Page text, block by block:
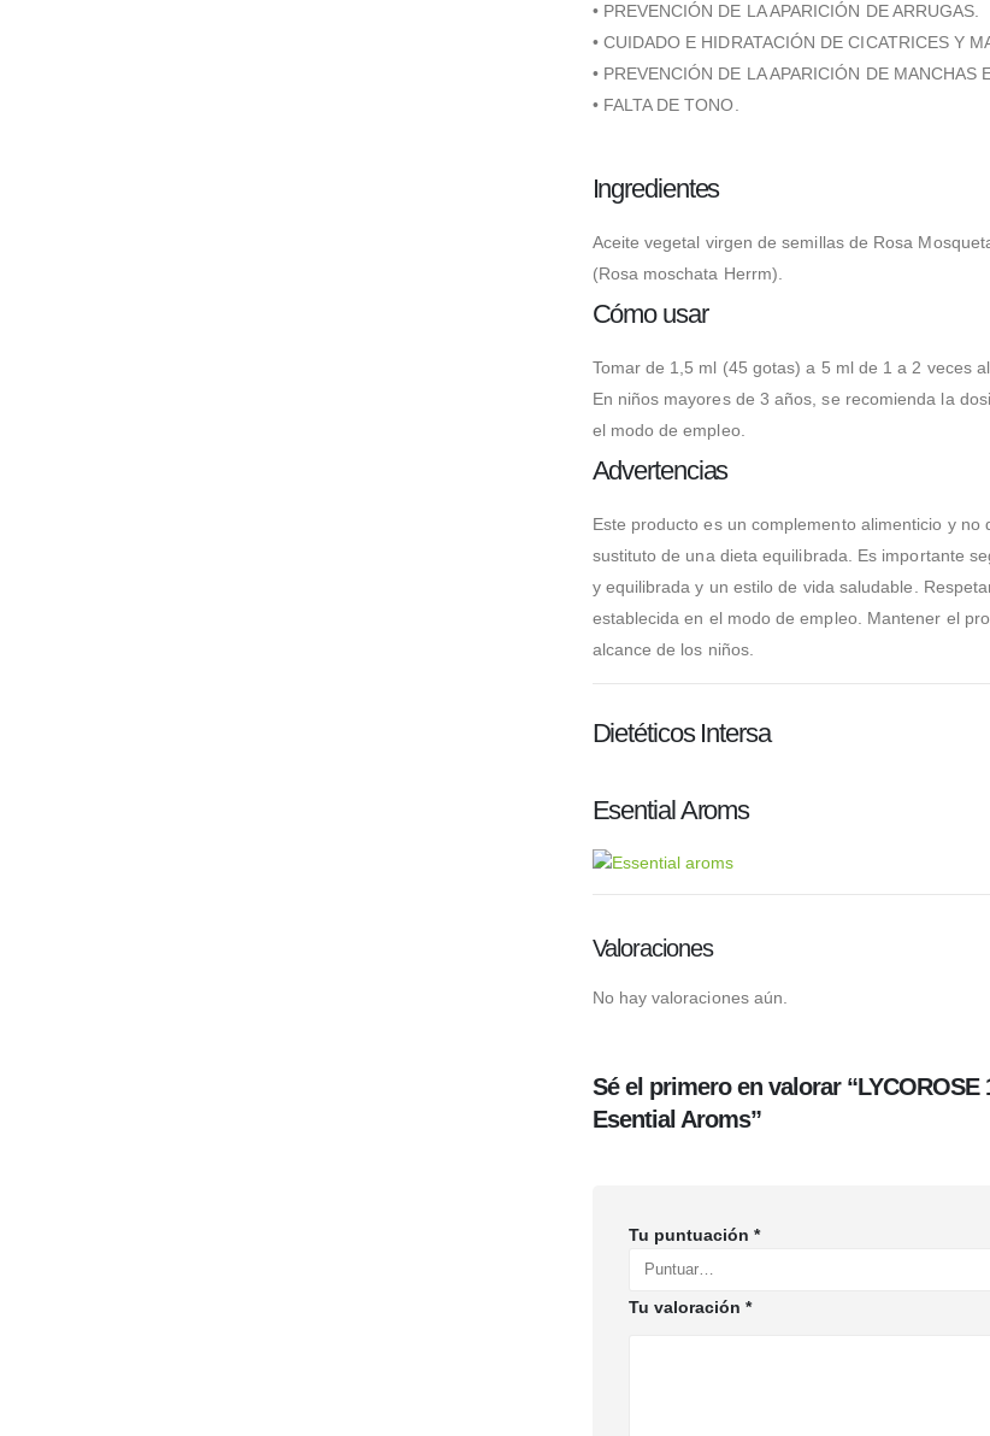
• PREVENCIÓN DE LA APARICIÓN DE ARRUGAS.
• CUIDADO E HIDRATACIÓN DE CICATRICES Y
• PREVENCIÓN DE LA APARICIÓN DE MANCHAS
• FALTA DE TONO.
Ingredientes
Aceite vegetal virgen de semillas de Rosa
(Rosa moschata Herrm).
Cómo usar
Tomar de 1,5 ml (45 gotas) a 5 ml de 1 a 2 veces al
En niños mayores de 3 años, se recomienda la
el modo de empleo.
Advertencias
Este producto es un complemento alimenticio y no
sustituto de una dieta equilibrada. Es importante
y equilibrada y un estilo de vida saludable.
establecida en el modo de empleo. Mantener el
alcance de los niños.
Dietéticos Intersa
Esential Aroms
Valoraciones
No hay valoraciones aún.
Sé el primero en valorar “LYCOROSE
Esential Aroms”
Tu puntuación *
Tu valoración*